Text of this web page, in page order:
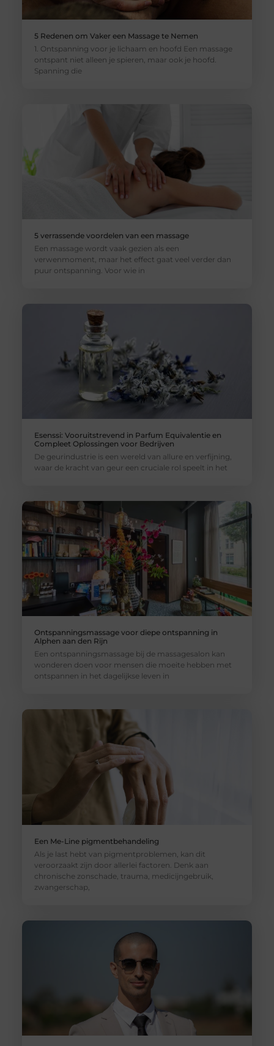
5 Redenen om Vaker een Massage te Nemen
1. Ontspanning voor je lichaam en hoofd Een massage
ontspant niet alleen je spieren, maar ook je hoofd.
Spanning die
5 verrassende voordelen van een massage
Een massage wordt vaak gezien als een
verwenmoment, maar het effect gaat veel verder dan
puur ontspanning. Voor wie in
Esenssi: Vooruitstrevend in Parfum Equivalentie en
Compleet Oplossingen voor Bedrijven
De geurindustrie is een wereld van allure en verfijning,
waar de kracht van geur een cruciale rol speelt in het
Ontspanningsmassage voor diepe ontspanning in
Alphen aan den Rijn
Een ontspanningsmassage bij de massagesalon kan
wonderen doen voor mensen die moeite hebben met
ontspannen in het dagelijkse leven in
Een Me-Line pigmentbehandeling
Als je last hebt van pigmentproblemen, kan dit
veroorzaakt zijn door allerlei factoren. Denk aan
chronische zonschade, trauma, medicijngebruik,
zwangerschap,